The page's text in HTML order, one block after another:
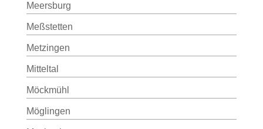
Meersburg
Meßstetten
Metzingen
Mitteltal
Möckmühl
Möglingen